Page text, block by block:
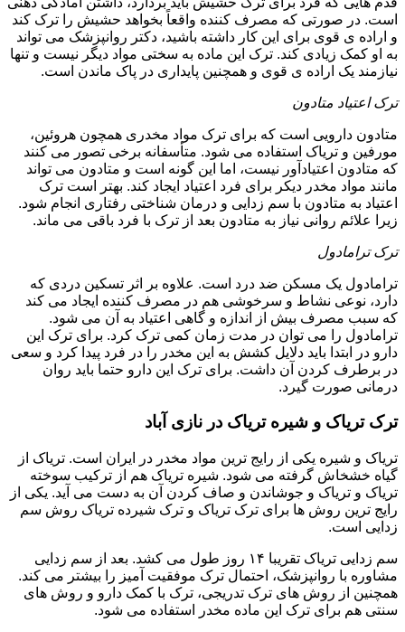
است. در صورتی که مصرف کننده واقعاً بخواهد حشیش را ترک کند
و اراده ی قوی برای این کار داشته باشید، دکتر روانپزشک می تواند
به او کمک زیادی کند. ترک این ماده به سختی مواد دیگر نیست و تنها
نیازمند یک اراده ی قوی و همچنین پایداری در پاک ماندن است.
ترک اعتیاد متادون
متادون دارویی است که برای ترک مواد مخدری همچون هروئین،
مورفین و تریاک استفاده می شود. متأسفانه برخی تصور می کنند
که متادون اعتیادآور نیست، اما این گونه است و متادون می تواند
مانند مواد مخدر دیکر برای فرد اعتیاد ایجاد کند. بهتر است ترک
اعتیاد به متادون با سم زدایی و درمان شناختی رفتاری انجام شود.
زیرا علائم روانی نیاز به متادون بعد از ترک با فرد باقی می ماند.
ترک ترامادول
ترامادول یک مسکن ضد درد است. علاوه بر اثر تسکین دردی که
دارد، نوعی نشاط و سرخوشی هم در مصرف کننده ایجاد می کند
که سبب مصرف بیش از اندازه و گاهی اعتیاد به آن می شود.
ترامادول را می توان در مدت زمان کمی ترک کرد. برای ترک این
دارو در ابتدا باید دلایل کشش به این مخدر را در فرد پیدا کرد و سعی
در برطرف کردن آن داشت. برای ترک این دارو حتما باید روان
درمانی صورت گیرد.
ترک تریاک و شیره تریاک در نازی آباد
تریاک و شیره یکی از رایج ترین مواد مخدر در ایران است. تریاک از
گیاه خشخاش گرفته می شود. شیره تریاک هم از ترکیب سوخته
تریاک و تریاک و جوشاندن و صاف کردن آن به دست می آید. یکی از
رایج ترین روش ها برای ترک تریاک و ترک شیرده تریاک روش سم
زدایی است.
سم زدایی تریاک تقریبا ۱۴ روز طول می کشد. بعد از سم زدایی
مشاوره با روانپزشک، احتمال ترک موفقیت آمیز را بیشتر می کند.
همچنین از روش های ترک تدریجی، ترک با کمک دارو و روش های
سنتی هم برای ترک این ماده مخدر استفاده می شود.